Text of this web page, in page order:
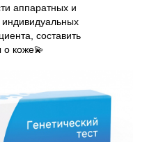
аппаратных и
составить
о коже💫